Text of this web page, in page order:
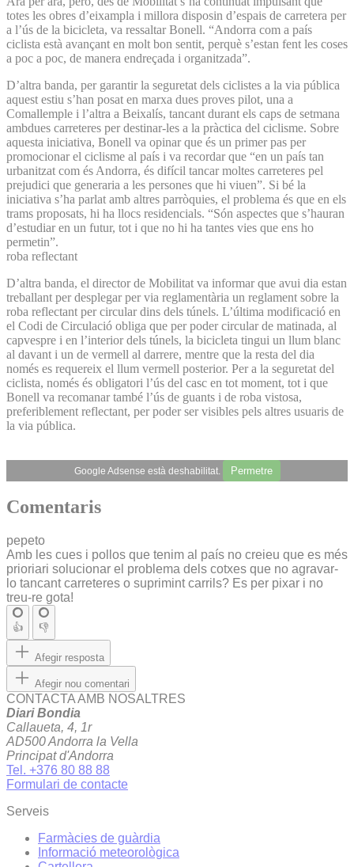
totes les obres d’eixampla i millora disposin d’espais de carretera per
a l’ús de la bicicleta, va ressaltar Bonell. “Andorra com a país
ciclista està avançant en molt bon sentit, perquè s’estan fent les coses
a poc a poc, de manera endreçada i organitzada”.
D’altra banda, per garantir la seguretat dels ciclistes a la via pública
aquest estiu s’han posat en marxa dues proves pilot, una a
Comallemple i l’altra a Beixalís, tancant durant els caps de setmana
ambdues carreteres per destinar-les a la pràctica del ciclisme. Sobre
aquesta iniciativa, Bonell va opinar que és un primer pas per
promocionar el ciclisme al país i va recordar que “en un país tan
urbanitzat com és Andorra, és difícil tancar moltes carreteres pel
prejudici que generaria a les persones que hi viuen”. Si bé la
iniciativa s’ha parlat amb altres parròquies, el problema és que en els
trams proposats, hi ha llocs residencials. “Són aspectes que s’hauran
d’estudiar en un futur, tot i que no hi ha tantes vies que ens ho
permetin”.
roba reflectant
D’altra banda, el director de Mobilitat va informar que avui dia estan
treballant per desplegar per via reglamentària un reglament sobre la
roba reflectant per circular dins dels túnels. L’última modificació en
el Codi de Circulació obliga que per poder circular de matinada, al
capvespre i en l’interior dels túnels, la bicicleta tingui un llum blanc
al davant i un de vermell al darrere, mentre que la resta del dia
només es requereix el llum vermell posterior. Per a la seguretat del
ciclista, només és obligatori l’ús del casc en tot moment, tot i que
Bonell va recomanar també l’ús de guants i de roba vistosa,
preferiblement reflectant, per poder ser visibles pels altres usuaris de
la via pública.
Google Adsense està deshabilitat. Permetre
Comentaris
pepeto
Amb les cues i pollos que tenim al país no creieu que es més
prioriari solucionar el problema dels cotxes que no agravar-
lo tancant carreteres o suprimint carrils? Es per pixar i no
treu-re gota!
👍 👎
Afegir resposta
Afegir nou comentari
CONTACTA AMB NOSALTRES
Diari Bondia
Callaueta, 4, 1r
AD500 Andorra la Vella
Principat d'Andorra
Tel. +376 80 88 88
Formulari de contacte
Serveis
Farmàcies de guàrdia
Informació meteorològica